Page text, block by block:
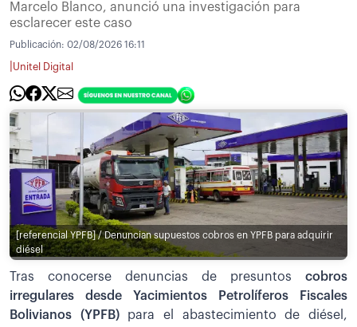
Marcelo Blanco, anunció una investigación para
esclarecer este caso
Publicación: 02/08/2026 16:11
Unitel Digital
[referencial YPFB] / Denuncian supuestos cobros en YPFB para adquirir
diésel
Tras conocerse denuncias de presuntos cobros
irregulares desde Yacimientos Petrolíferos Fiscales
Bolivianos (YPFB)para el abastecimiento de diésel,